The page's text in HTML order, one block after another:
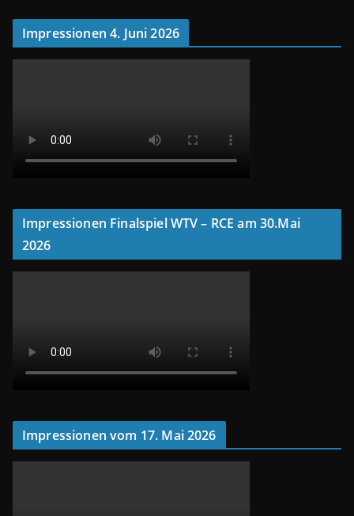
Impressionen 4. Juni 2026
Impressionen Finalspiel WTV – RCE am 30.Mai
2026
Impressionen vom 17. Mai 2026